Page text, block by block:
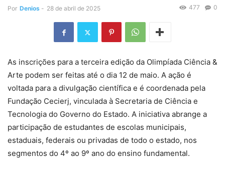
Por Denios - 28 de abril de 2025 0
477
As inscrições para a terceira edição da Olimpíada Ciência &
Arte podem ser feitas até o dia 12 de maio. A ação é
voltada para a divulgação científica e é coordenada pela
Fundação Cecierj, vinculada à Secretaria de Ciência e
Tecnologia do Governo do Estado. A iniciativa abrange a
participação de estudantes de escolas municipais,
estaduais, federais ou privadas de todo o estado, nos
segmentos do 4º ao 9º ano do ensino fundamental.